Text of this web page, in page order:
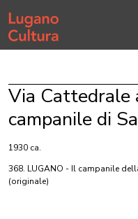
Home page
Via Cattedrale
campanile di
1930 ca.
368. LUGANO - Il campanile
(originale)